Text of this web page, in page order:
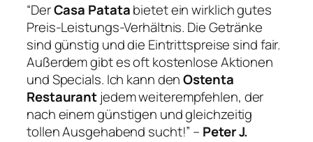
“DerCasa Patatabietet ein wirklich gutes
Preis-Leistungs-Verhältnis. Die Getränke
sind günstig und die Eintrittspreise sind fair.
Außerdem gibt es oft kostenlose Aktionen
und Specials. Ich kann denOstenta
Restaurantjedem weiterempfehlen, der
nach einem günstigen und gleichzeitig
tollen Ausgehabend sucht!” – Peter J.